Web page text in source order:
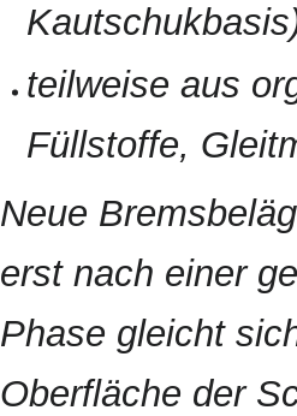
teilweise aus
Füllstoffe,
Neue
erst nach einer
Phase gleicht
Oberfläche der